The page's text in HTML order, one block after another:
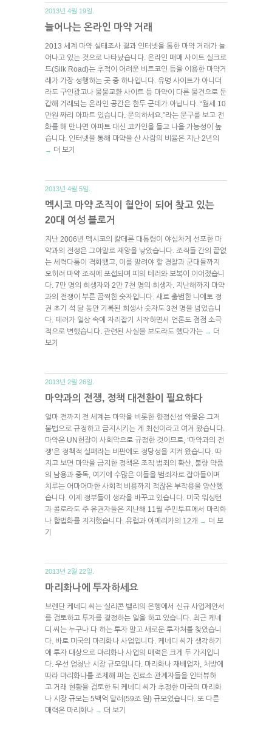
2013년 4월 19일.
늘어나는 온라인 마약 거래
2013 세계 마약 실태조사 결과 인터넷을 통한 마약 거래가 늘
어나고 있는 것으로 나타났습니다. 온라인 매매 사이트 실크로
드(Silk Road)는 추적이 어려운 비트코인 등을 이용한 마약거
래가 가장 성행하는 곳 중 하나입니다. 유명 사이트가 아니더
라도 구인광고나 물물교환 사이트 등 마약이 다른 물건으로 둔
갑해 거래되는 온라인 공간은 한두 군데가 아닙니다. “월세 10
만원 짜리 아파트 있습니다. 문의하세요.”라는 문구를 보고 전
화를 해 만나면 아파트 대신 코카인을 들고 나올 가능성이 높
습니다. 인터넷을 통해 마약을 산 사람의 비율은 지난 2년의
→ 더 보기
2013년 4월 5일.
멕시코 마약 조직이 혈안이 되어 찾고 있는
20대 여성 블로거
지난 2006년 멕시코의 칼데론 대통령이 야심차게 선포한 마
약과의 전쟁은 그야말로 재앙을 낳았습니다. 조직들 간의 끝없
는 세력다툼이 격화됐고, 이를 말려야 할 경찰과 군대들까지
오히려 마약 조직에 포섭되며 피의 테러와 보복이 이어졌습니
다. 7만 명의 희생자와 2만 7천 명의 희생자. 지난해까지 마약
과의 전쟁이 부른 끔찍한 숫자입니다. 새로 출범한 니에토 정
권 초기 석 달 동안 기록된 희생사 숫자도 3천 명을 넘었습니
다. 테러가 일상 속에 자리잡기 시작하면서 언론도 점점 소극
적으로 변했습니다. 관련된 사실을 보도라도 했다가는 → 더
보기
2013년 2월 26일.
마약과의 전쟁, 정책 대전환이 필요하다
얼마 전까지 전 세계는 마약을 비롯한 향정신성 약물은 그저
불법으로 규정하고 금지시키는 게 최선이라고 여겨 왔습니다.
마약은 UN헌장이 사회악으로 규정한 것이므로, ‘마약과의 전
쟁’은 정책적 실패라는 비판에도 정당성을 지켜 왔습니다. 따
지고 보면 마약을 금지한 정책은 조직 범죄의 확산, 불량 약품
의 남용과 중독, 여기에 수많은 이들을 범죄자로 잡아들이며
치루는 어마어마한 사회적 비용까지 적잖은 부작용을 양산했
습니다. 이제 정부들이 생각을 바꾸고 있습니다. 미국 워싱턴
과 콜로라도 주 유권자들은 지난해 11월 주민투표에서 마리화
나 합법화를 지지했습니다. 유럽과 아메리카의 12개 → 더 보
기
2013년 2월 22일.
마리화나에 투자하세요
브렌단 케네디 씨는 실리콘 밸리의 은행에서 신규 사업제안서
를 검토하고 투자를 결정하는 일을 하고 있습니다. 최근 케네
디 씨는 누구나 다 하는 투자 말고 새로운 투자처를 찾았습니
다. 바로 미국의 마리화나 사업입니다. 케네디 씨가 생각하기
에 투자 대상으로 마리화나 사업의 매력은 크게 두 가지입니
다. 우선 엄청난 시장 규모입니다. 마리화나 재배업자, 처방에
따라 마리화나를 조제해 파는 진료소 관계자들을 인터뷰하
고 거래 현황을 검토한 뒤 케네디 씨가 추정한 미국의 마리화
나 시장 규모는 5백억 달러(59조 원) 규모였습니다. 또 다른
매력은 마리화나 → 더 보기